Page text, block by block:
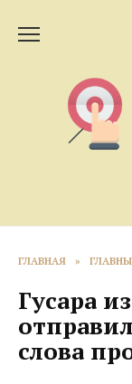
ГЛАВНАЯ »
Гусара
слова